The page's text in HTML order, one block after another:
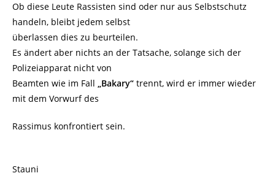
Ob diese Leute Rassisten sind oder nur aus Selbstschutz
handeln, bleibt jedem selbst
überlassen dies zu beurteilen.
Es ändert aber nichts an der Tatsache, solange sich der
Polizeiapparat nicht von
Beamten wie im Fall „Bakary“ trennt, wird er immer wieder
mit dem Vorwurf des
Rassimus konfrontiert sein.
Stauni